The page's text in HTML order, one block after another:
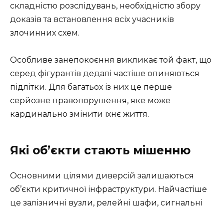
складністю розслідувань, необхідністю збору
доказів та встановлення всіх учасників
злочинних схем.
Особливе занепокоєння викликає той факт, що
серед фігурантів дедалі частіше опиняються
підлітки. Для багатьох із них це перше
серйозне правопорушення, яке може
кардинально змінити їхнє життя.
Які об’єкти стають мішенню
Основними цілями диверсій залишаються
об’єкти критичної інфраструктури. Найчастіше
це залізничні вузли, релейні шафи, сигнальні